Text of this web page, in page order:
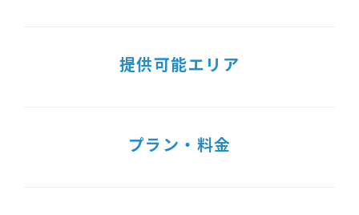
提供可能エリア
プラン・料金